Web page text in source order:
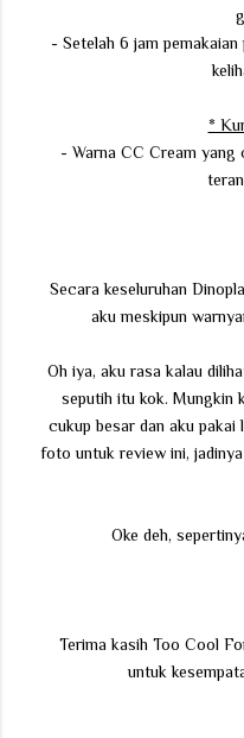
- Setelah 6 jam
*
- Warna CC Cream yang
Secara keseluruhan
aku meskipun
Oh iya, aku rasa kalau
seputih itu kok. Mungkin
cukup besar dan aku pakai
foto untuk review ini,
Oke deh,
Terima kasih Too Cool
untuk